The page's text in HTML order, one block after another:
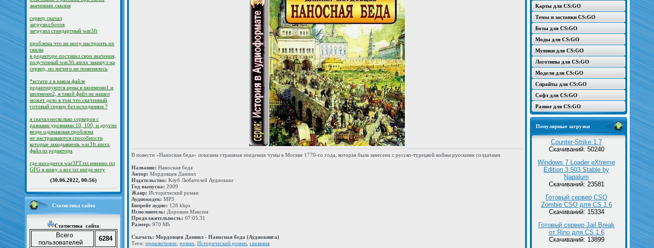
значениях скилов
сервер скачал
загрузил ботов
загрузил стандартный war3ft
проблема что не могу настроить их
скилы
в редакторе поставил свои значения,
полученный war3ft.amxx закинул на
сервер, но ничего не поменялось
*кстати а в каком файле
редактируются цены в шопменю1 и
шопменю2, я такой файл не нашел
может дело в том что скаченный
готовый сервер без исходников ?
я скачал несколько серверов с
разными уровнями 10, 100, и другие
везде одинаковая проблема
не настраиваются способности
которые закидываешь war3ft.amxx
файл из редактора
где находится war3FT.txt именно txt
GFG я вижу а вот txt нигде нету
(30.06.2022, 00:56)
Статистика сайта
Статистика сайта:
Всего
пользователей
6284
Карты для CS:GO
Темы и заставки CS:GO
Боты для CS:GO
Моды для CS:GO
Мувики для CS:GO
Логотипы для CS:GO
Модели для CS:GO
Спрайты для CS:GO
Софт для CS:GO
Разное для CS:GO
Популярные загрузки
Counter-Strike 1.7
Скачиваний: 50240
Windows 7 Loader eXtreme
Edition 3.503 Stable by
Napalum
Скачиваний: 23581
Готовый сервер CSO
Zombie CSO для CS 1.6
Скачиваний: 15334
Готовый сервер Jail Break
от Rino для CS 1.6
Скачиваний: 13899
В повести «Наносная беда» показана страшная эпидемия чумы в Москве 1770-го года, которая была занесена с русско-турецкой войны русскими солдатами.
Название: Наносная беда
Автор: Мордовцев Даниил
Издательство: Клуб Любителей Аудиокниг
Год выпуска: 2009
Жанр: Исторический роман
Аудиокодек: MP3
Битрейт аудио: 128 kbps
Исполнитель: Доронин Максим
Продолжительность: 07:05:31
Размер: 970 Mb
Скачать: Мордовцев Даниил - Наносная беда (Аудиокнига)
Теги: приключение роман Исторический роман сказания